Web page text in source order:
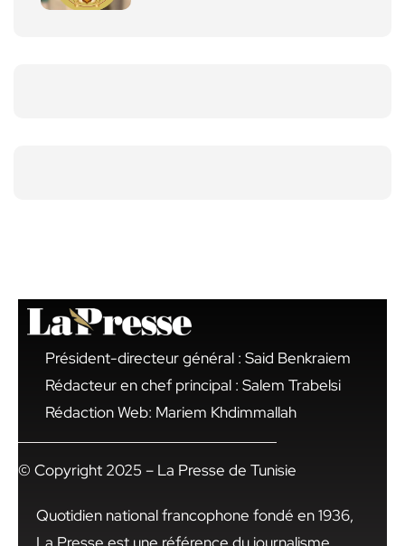
Président-directeur général : Said Benkraiem
Rédacteur en chef principal : Salem Trabelsi
Rédaction Web: Mariem Khdimmallah
© Copyright 2025 – La Presse de Tunisie
Quotidien national francophone fondé en 1936,